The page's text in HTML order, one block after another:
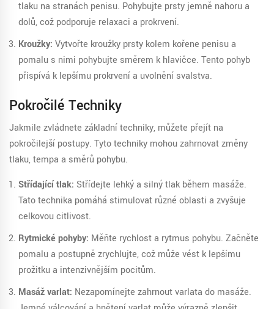
tlaku na stranách penisu. Pohybujte prsty jemně nahoru a
dolů, což podporuje relaxaci a prokrvení.
Kroužky: Vytvořte kroužky prsty kolem kořene penisu a
pomalu s nimi pohybujte směrem k hlavičce. Tento pohyb
přispívá k lepšímu prokrvení a uvolnění svalstva.
Pokročilé Techniky
Jakmile zvládnete základní techniky, můžete přejít na
pokročilejší postupy. Tyto techniky mohou zahrnovat změny
tlaku, tempa a směrů pohybu.
Střídající tlak: Střídejte lehký a silný tlak během masáže.
Tato technika pomáhá stimulovat různé oblasti a zvyšuje
celkovou citlivost.
Rytmické pohyby: Měňte rychlost a rytmus pohybu. Začněte
pomalu a postupně zrychlujte, což může vést k lepšímu
prožitku a intenzivnějším pocitům.
Masáž varlat: Nezapomínejte zahrnout varlata do masáže.